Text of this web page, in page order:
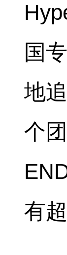
国
地
个
有